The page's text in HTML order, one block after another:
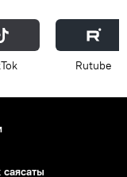
Rutube